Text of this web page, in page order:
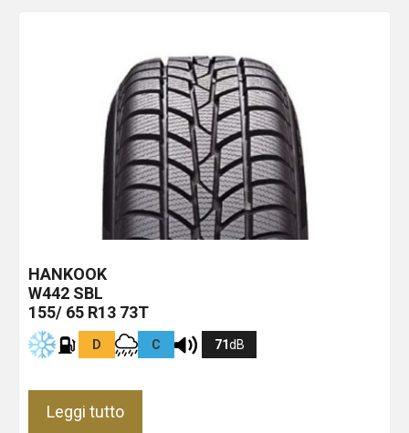
HANKOOK
W442 SBL
155/ 65 R13 73T
D C 71dB
Leggi tutto